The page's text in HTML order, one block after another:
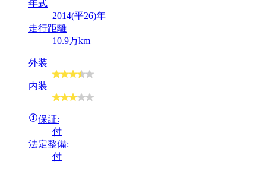
年式
2014(平26)年
走行距離
10.9万km
外装
内装
保証:
付
法定整備:
付